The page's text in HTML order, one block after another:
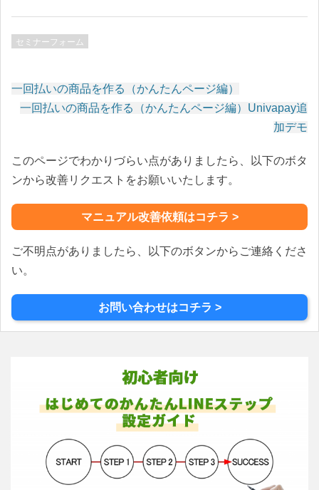
セミナーフォーム
投
ビ
ゲ
ョ
ン
一回払いの商品を作る（かんたんページ編）
一回払いの商品を作る（かんたんページ編）Univapay追
加デモ
このページでわかりづらい点がありましたら、以下のボタ
ンから改善リクエストをお願いいたします。
マニュアル改善依頼はコチラ >
ご不明点がありましたら、以下のボタンからご連絡くださ
い。
お問い合わせはコチラ >